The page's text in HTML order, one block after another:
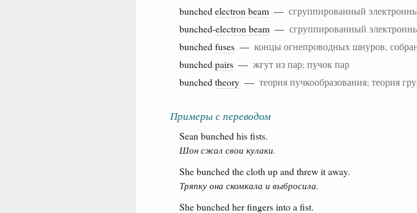
bunched electron beam — сгруппированный
bunched-electron beam — сгруппированный
bunched fuses — концы огнепроводных шнуров,
bunched pairs — жгут из пар; пучок пар
bunched theory — теория пучкообразования; теория
Примеры с переводом
Sean bunched his fists.
Шон сжал свои кулаки.
She bunched the cloth up and threw it away.
Тряпку она скомкала и выбросила.
She bunched her fingers into a fist.